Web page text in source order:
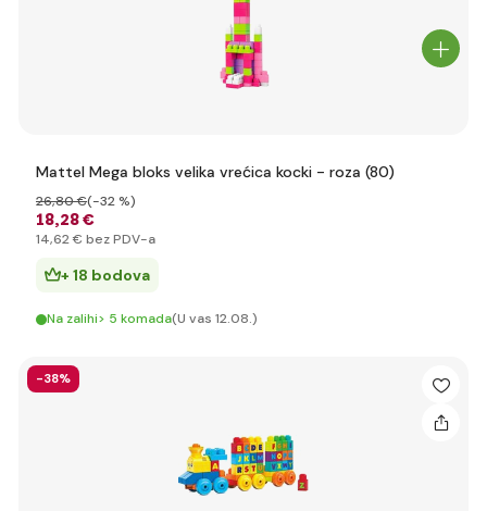
Mattel Mega bloks velika vrećica kocki - roza (80)
18,28 €
26,80 €(-32 %)
14,62 € bez PDV-a
+ 18 bodova
Na zalihi> 5 komada(U vas 12.08.)
-38%